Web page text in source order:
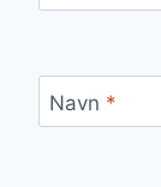
Navn *